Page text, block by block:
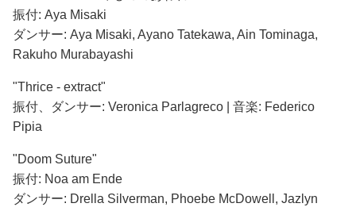
振付: Aya Misaki
ダンサー: Aya Misaki, Ayano Tatekawa, Ain Tominaga,
Rakuho Murabayashi
"Thrice - extract"
振付、ダンサー: Veronica Parlagreco | 音楽: Federico
Pipia
"Doom Suture"
振付: Noa am Ende
ダンサー: Drella Silverman, Phoebe McDowell, Jazlyn